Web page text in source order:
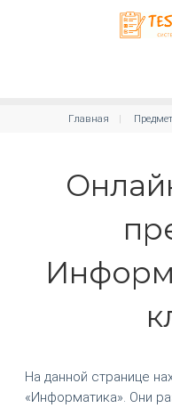
Главная
На данной странице
«Информатика». Они